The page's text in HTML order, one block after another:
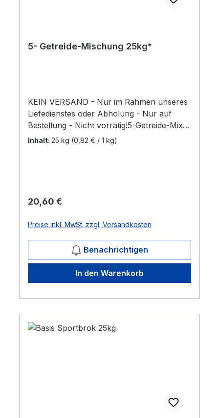
5- Getreide-Mischung 25kg*
KEIN VERSAND - Nur im Rahmen unseres
Liefedienstes oder Abholung - Nur auf
Bestellung - Nicht vorrätig!5-Getreide-Mix:
Sport Mischung aus schwarzem und
Inhalt: 25 kg (0,82 € / 1 kg)
Regulärer Preis:
20,60 €
Preise inkl. MwSt. zzgl. Versandkosten
Benachrichtigen
In den Warenkorb